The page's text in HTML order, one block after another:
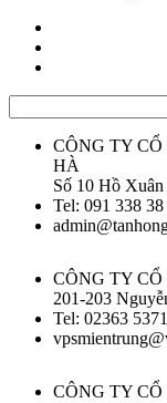
CÔNG TY
HÀ
Số 10 Hồ
Tel: 091 338 38
CÔNG TY
201-203
Tel: 02363
CÔNG TY